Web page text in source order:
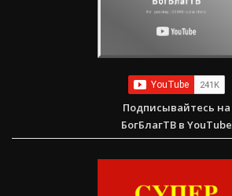
Подписывайтесь на
БогБлагТВ в YouTube